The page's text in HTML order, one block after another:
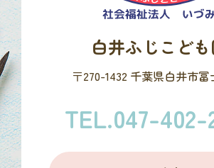
白井ふじこど
〒270-1432 千葉県白井市冨
TEL.047-402-